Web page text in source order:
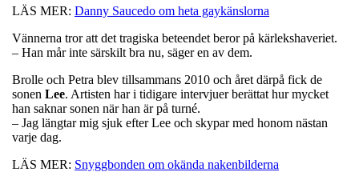
LÄS MER: Danny Saucedo om heta gaykänslorna
Vännerna tror att det tragiska beteendet beror på kärlekshaveriet.
– Han mår inte särskilt bra nu, säger en av dem.
Brolle och Petra blev tillsammans 2010 och året därpå fick de
sonen Lee. Artisten har i tidigare intervjuer berättat hur mycket
han saknar sonen när han är på turné.
– Jag längtar mig sjuk efter Lee och skypar med honom nästan
varje dag.
LÄS MER: Snyggbonden om okända nakenbilderna